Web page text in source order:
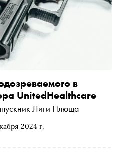
2024 г.
в
UnitedHealthcare
Лиги Плюща